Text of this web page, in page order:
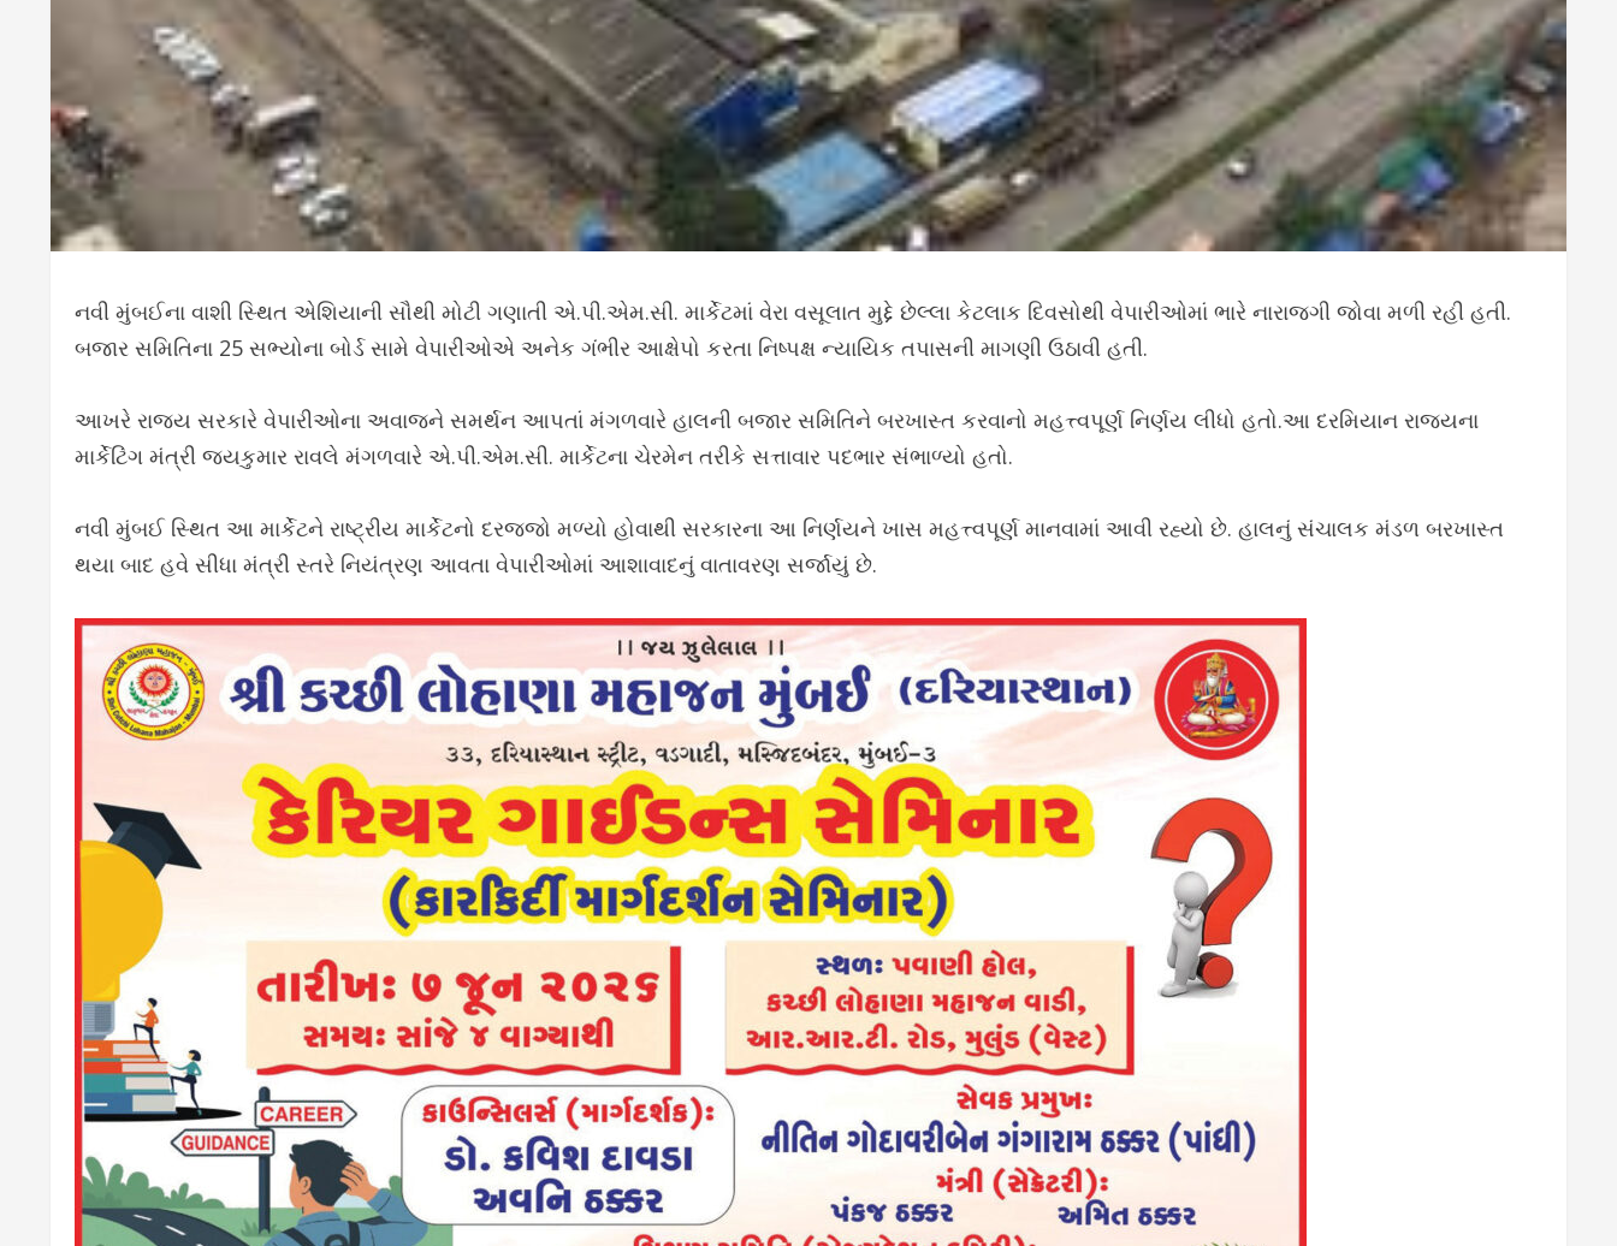
નવી મુંબઈના વાશી સ્થિત એશિયાની સૌથી મોટી ગણાતી એ.પી.એમ.સી. માર્કેટમાં વેરા વસૂલાત મુદ્દે છેલ્લા કેટલાક દિવસોથી વેપારીઓમાં ભારે નારાજગી જોવા મળી રહી હતી.
બજાર સમિતિના 25 સભ્યોના બોર્ડ સામે વેપારીઓએ અનેક ગંભીર આક્ષેપો કરતા નિષ્પક્ષ ન્યાયિક તપાસની માગણી ઉઠાવી હતી.
આખરે રાજ્ય સરકારે વેપારીઓના અવાજને સમર્થન આપતાં મંગળવારે હાલની બજાર સમિતિને બરખાસ્ત કરવાનો મહત્ત્વપૂર્ણ નિર્ણય લીધો હતો.આ દરમિયાન રાજ્યના
માર્કેટિંગ મંત્રી જયકુમાર રાવલે મંગળવારે એ.પી.એમ.સી. માર્કેટના ચેરમેન તરીકે સત્તાવાર પદભાર સંભાળ્યો હતો.
નવી મુંબઈ સ્થિત આ માર્કેટને રાષ્ટ્રીય માર્કેટનો દરજ્જો મળ્યો હોવાથી સરકારના આ નિર્ણયને ખાસ મહત્ત્વપૂર્ણ માનવામાં આવી રહ્યો છે. હાલનું સંચાલક મંડળ બરખાસ્ત
થયા બાદ હવે સીધા મંત્રી સ્તરે નિયંત્રણ આવતા વેપારીઓમાં આશાવાદનું વાતાવરણ સર્જાયું છે.